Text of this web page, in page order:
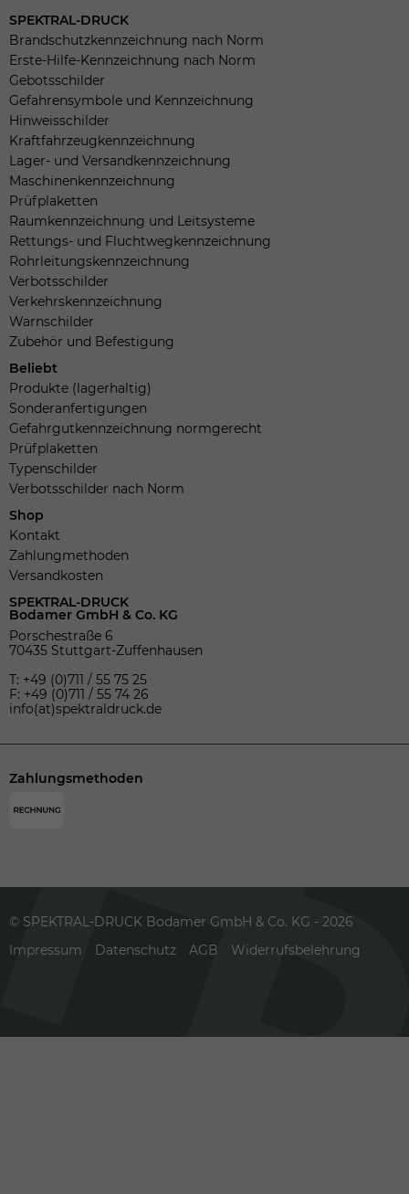
SPEKTRAL-DRUCK
Brandschutzkennzeichnung nach Norm
Erste-Hilfe-Kennzeichnung nach Norm
Gebotsschilder
Gefahrensymbole und Kennzeichnung
Hinweisschilder
Kraftfahrzeugkennzeichnung
Lager- und Versandkennzeichnung
Maschinenkennzeichnung
Prüfplaketten
Raumkennzeichnung und Leitsysteme
Rettungs- und Fluchtwegkennzeichnung
Rohrleitungskennzeichnung
Verbotsschilder
Verkehrskennzeichnung
Warnschilder
Zubehör und Befestigung
Beliebt
Produkte (lagerhaltig)
Sonderanfertigungen
Gefahrgutkennzeichnung normgerecht
Prüfplaketten
Typenschilder
Verbotsschilder nach Norm
Shop
Kontakt
Zahlungmethoden
Versandkosten
SPEKTRAL-DRUCK
Bodamer GmbH & Co. KG
Porschestraße 6
70435 Stuttgart-Zuffenhausen
T: +49 (0)711 / 55 75 25
F: +49 (0)711 / 55 74 26
info(at)spektraldruck.de
Zahlungsmethoden
© SPEKTRAL-DRUCK Bodamer GmbH & Co. KG - 2026
Impressum
Datenschutz AGB Widerrufsbelehrung